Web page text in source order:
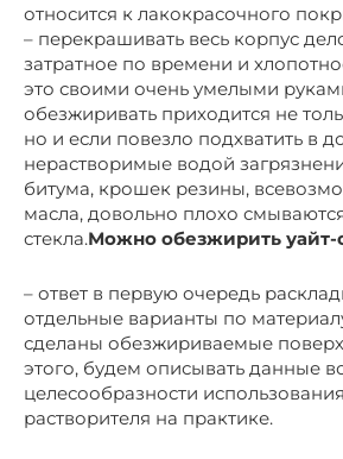
относится к лакокрасочного
– перекрашивать весь корпус
затратное по времени и
это своими очень умелыми
обезжиривать приходится не
но и если повезло подхватить в
нерастворимые водой
битума, крошек резины,
масла, довольно плохо
стекла.Можно обезжирить уайт-
– ответ в первую очередь
отдельные варианты по
сделаны обезжириваемые
этого, будем описывать данные
целесообразности
растворителя на практике.